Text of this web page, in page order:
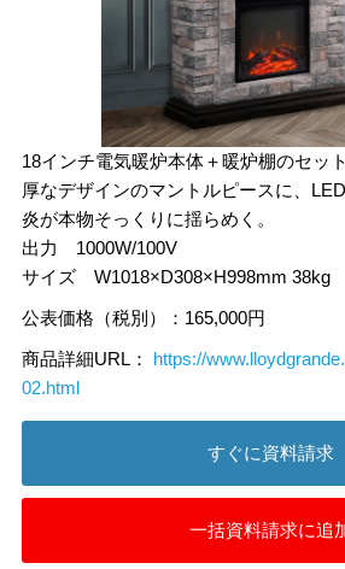
18インチ電気暖炉本体＋暖炉棚のセッ
厚なデザインのマントルピースに、
炎が本物そっくりに揺らめく。
出力 1000W/100V
サイズ W1018×D308×H998mm 38kg
公表価格（税別）：165,000円
商品詳細URL： https://
02.html
すぐに資料請求
一括資料請求に追